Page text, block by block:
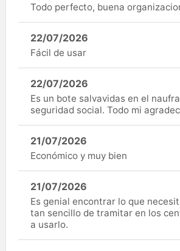
Todo perfecto, buena
22/07/2026
Fácil de usar
22/07/2026
Es un bote salvavidas en el
seguridad social. Todo mi
21/07/2026
Económico y muy bien
21/07/2026
Es genial encontrar lo que
tan sencillo de tramitar en los
a usarlo.